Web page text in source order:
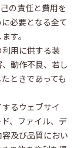
の責任と費用を
必要となる全て
す。
用に供する装
動作不良、若し
ときであっても
るウェブサイ
、ファイル、デ
及び品質におい